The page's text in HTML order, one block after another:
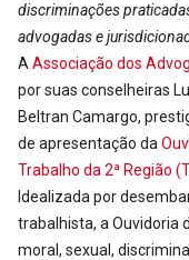
discriminações
advogadas e
A Associação dos
por suas conselheiras
Beltran Camargo,
de apresentação da
Trabalho da 2ª Região
Idealizada por
trabalhista, a Ouvidoria
moral, sexual,